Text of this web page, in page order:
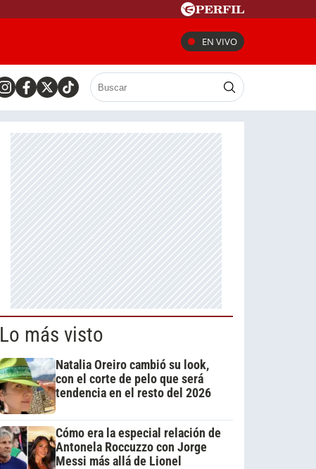
EN VIVO
Lo más visto
Natalia Oreiro cambió su look,
con el corte de pelo que será
tendencia en el resto del 2026
Cómo era la especial relación de
Antonela Roccuzzo con Jorge
Messi más allá de Lionel